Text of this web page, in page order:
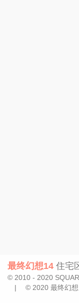
最终幻想14 住宅
© 2010 - 2020
| © 2020 最终幻想